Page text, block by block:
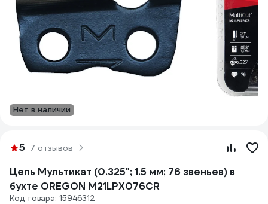
Нет в наличии
5 7 отзывов
Цепь Мультикат (0.325"; 1.5 мм; 76 звеньев) в
бухте OREGON M21LPX076CR
Код товара: 15946312